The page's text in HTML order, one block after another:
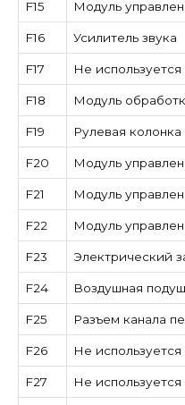
F15 Модуль
F16 Усилитель звука
F17 Не используется
F18 Модуль
F19 Рулевая
F20 Модуль
F21 Модуль
F22 Модуль
F23 Электрический
F24 Воздушная
F25 Разъем канала
F26 Не используется
F27 Не используется